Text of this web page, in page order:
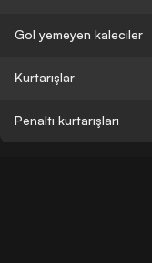
Gol yemeyen kaleciler
Kurtarışlar
Penaltı kurtarışları